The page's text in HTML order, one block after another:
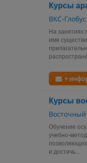
Курсы
BKC-Глобус
На занятиях
имя
+
Курсы
Восточный
Обучение
учебно-
позволяющих
и достичь...